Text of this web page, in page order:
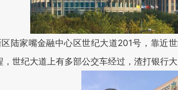
嘴金融中心区世纪大道201号，靠近世纪
，世纪大道上有多部公交车经过，渣打银